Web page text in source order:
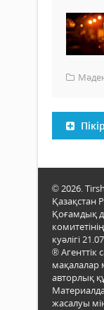
© 2026.
Қазақстан
Қоғамдық
куәлігі
® Агенттік
мақалалар
авторлық
жасалуы